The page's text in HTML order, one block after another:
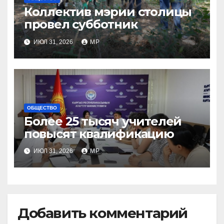
Коллектив мэрии столицы
провел субботник
ИЮЛ 31, 2026 MP
ОБЩЕСТВО
Более 25 тысяч учителей
повысят квалификацию
ИЮЛ 31, 2026 MP
Добавить комментарий